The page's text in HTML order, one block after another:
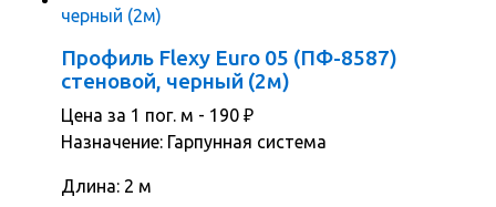
Профиль Flexy Euro 05 (ПФ-8587)
стеновой, черный (2м)
Цена за 1 пог. м - 190 ₽
Назначение: Гарпунная система
Длина: 2 м